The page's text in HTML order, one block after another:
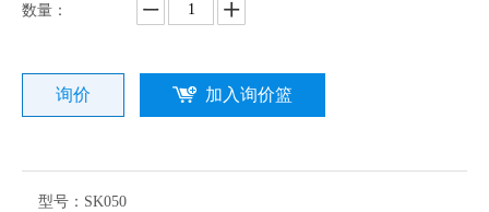
数量：
询价 加入询价篮
型号： SK050